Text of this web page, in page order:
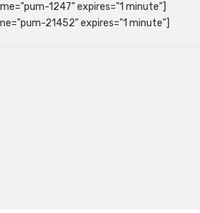
1247" expires="1 minute"]
21452" expires="1 minute"]